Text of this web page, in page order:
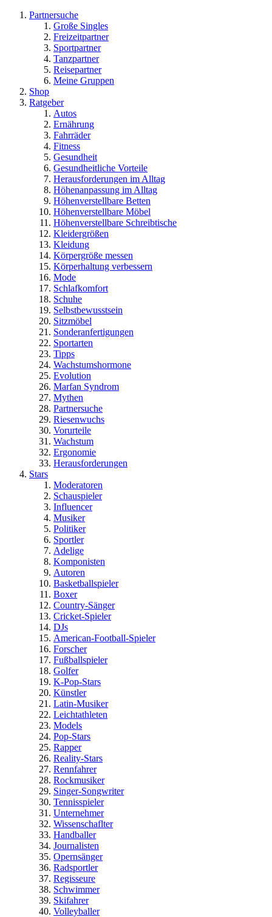
Partnersuche
Große Singles
Freizeitpartner
Sportpartner
Tanzpartner
Reisepartner
Meine Gruppen
Shop
Ratgeber
Autos
Ernährung
Fahrräder
Fitness
Gesundheit
Gesundheitliche Vorteile
Herausforderungen im Alltag
Höhenanpassung im Alltag
Höhenverstellbare Betten
Höhenverstellbare Möbel
Höhenverstellbare Schreibtische
Kleidergrößen
Kleidung
Körpergröße messen
Körperhaltung verbessern
Mode
Schlafkomfort
Schuhe
Selbstbewusstsein
Sitzmöbel
Sonderanfertigungen
Sportarten
Tipps
Wachstumshormone
Evolution
Marfan Syndrom
Mythen
Partnersuche
Riesenwuchs
Vorurteile
Wachstum
Ergonomie
Herausforderungen
Stars
Moderatoren
Schauspieler
Influencer
Musiker
Politiker
Sportler
Adelige
Komponisten
Autoren
Basketballspieler
Boxer
Country-Sänger
Cricket-Spieler
DJs
American-Football-Spieler
Forscher
Fußballspieler
Golfer
K-Pop-Stars
Künstler
Latin-Musiker
Leichtathleten
Models
Pop-Stars
Rapper
Reality-Stars
Rennfahrer
Rockmusiker
Singer-Songwriter
Tennisspieler
Unternehmer
Wissenschaflter
Handballer
Journalisten
Opernsänger
Radsportler
Regisseure
Schwimmer
Skifahrer
Volleyballer